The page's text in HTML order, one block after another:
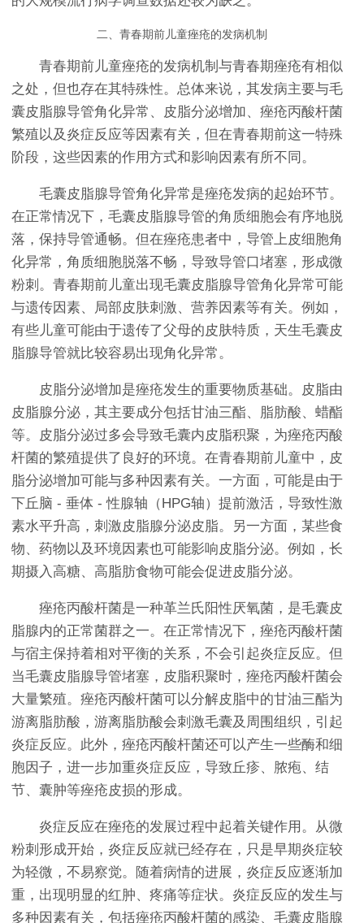
二、青春期前儿童痤疮的发病机制
青春期前儿童痤疮的发病机制与青春期痤疮有相似
之处，但也存在其特殊性。总体来说，其发病主要与毛
囊皮脂腺导管角化异常、皮脂分泌增加、痤疮丙酸杆菌
繁殖以及炎症反应等因素有关，但在青春期前这一特殊
阶段，这些因素的作用方式和影响因素有所不同。
毛囊皮脂腺导管角化异常是痤疮发病的起始环节。
在正常情况下，毛囊皮脂腺导管的角质细胞会有序地脱
落，保持导管通畅。但在痤疮患者中，导管上皮细胞角
化异常，角质细胞脱落不畅，导致导管口堵塞，形成微
粉刺。青春期前儿童出现毛囊皮脂腺导管角化异常可能
与遗传因素、局部皮肤刺激、营养因素等有关。例如，
有些儿童可能由于遗传了父母的皮肤特质，天生毛囊皮
脂腺导管就比较容易出现角化异常。
皮脂分泌增加是痤疮发生的重要物质基础。皮脂由
皮脂腺分泌，其主要成分包括甘油三酯、脂肪酸、蜡酯
等。皮脂分泌过多会导致毛囊内皮脂积聚，为痤疮丙酸
杆菌的繁殖提供了良好的环境。在青春期前儿童中，皮
脂分泌增加可能与多种因素有关。一方面，可能是由于
下丘脑 - 垂体 - 性腺轴（HPG轴）提前激活，导致性激
素水平升高，刺激皮脂腺分泌皮脂。另一方面，某些食
物、药物以及环境因素也可能影响皮脂分泌。例如，长
期摄入高糖、高脂肪食物可能会促进皮脂分泌。
痤疮丙酸杆菌是一种革兰氏阳性厌氧菌，是毛囊皮
脂腺内的正常菌群之一。在正常情况下，痤疮丙酸杆菌
与宿主保持着相对平衡的关系，不会引起炎症反应。但
当毛囊皮脂腺导管堵塞，皮脂积聚时，痤疮丙酸杆菌会
大量繁殖。痤疮丙酸杆菌可以分解皮脂中的甘油三酯为
游离脂肪酸，游离脂肪酸会刺激毛囊及周围组织，引起
炎症反应。此外，痤疮丙酸杆菌还可以产生一些酶和细
胞因子，进一步加重炎症反应，导致丘疹、脓疱、结
节、囊肿等痤疮皮损的形成。
炎症反应在痤疮的发展过程中起着关键作用。从微
粉刺形成开始，炎症反应就已经存在，只是早期炎症较
为轻微，不易察觉。随着病情的进展，炎症反应逐渐加
重，出现明显的红肿、疼痛等症状。炎症反应的发生与
多种因素有关，包括痤疮丙酸杆菌的感染、毛囊皮脂腺